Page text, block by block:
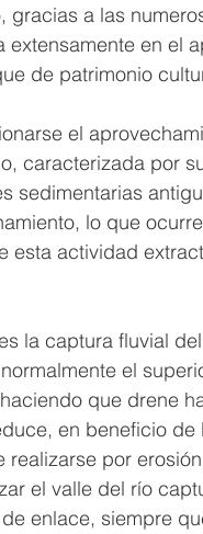
gracias a las
en el
de patrimonio
el
caracterizada por
sedimentarias
lo que
esta actividad
la captura fluvial
el
que drene
en beneficio de
por
el valle del río
enlace, siempre